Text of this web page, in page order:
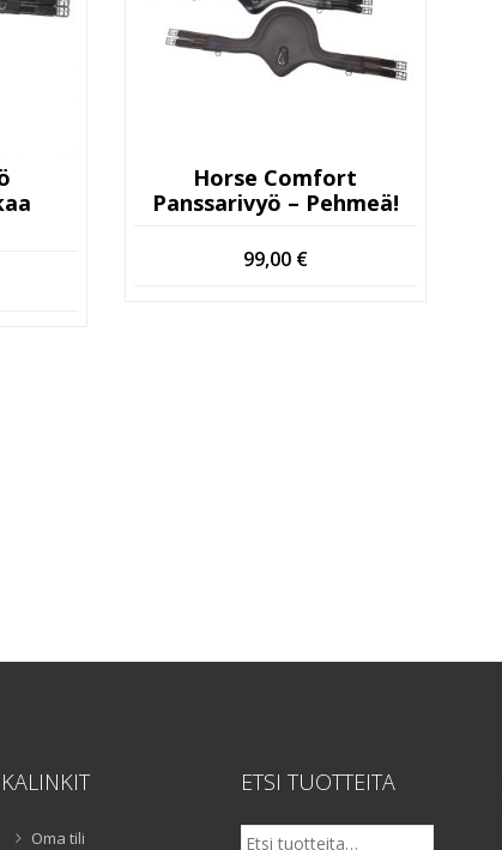
Horse Comfort
Panssarivyö – Pehmeä!
99,00 €
Oma tili
ETSI TUOTTEITA
Etsi: